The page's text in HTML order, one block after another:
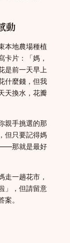
動
本地農場種植
卡片：「媽，
是前一天早上
什麼錢，但我
天換水，花瓣
親手挑選的那
但只要記得媽
——那就是最好
走一趟花市，
」，但請留意
。